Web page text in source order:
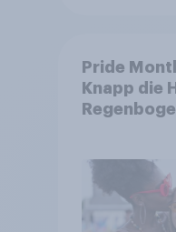
Pride
Knapp die